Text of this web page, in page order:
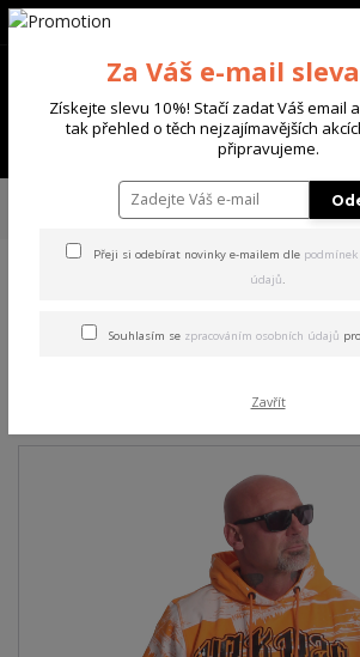
+420 702 136 620
MIKINY
Yakuza pánská mikina
Hoodie orange/popsicle S
kapucí Care Allover
Za Váš e-mail
Získejte slevu 10%! Stačí zadat Váš email
tak přehled o těch nejzajímavějších
připravujeme.
Přeji si odebírat novinky e-mailem dle podmínek
údajů.
Souhlasím se zpracováním osobních údajů
Zavřít